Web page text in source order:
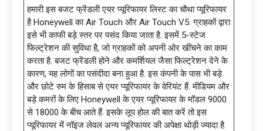
हमारी इस बजट फ्रेंडली एयर प्यूरिफायर लिस्ट का चौथा प्यूरिफायर
है Honeywell का Air Touch और Air Touch V5. ग्राहकों द्वारा
इसे भी काफी बड़े स्तर पर पसंद किया जाता है. इसमें 5-स्टेज
फिल्ट्रेशन की सुविधा है, जो ग्राहकों को अपनी ओर खींचने का काम
करता है. बजट फ्रेंडली होने और कमर्शियल जैसा फिल्ट्रेशन देने के
कारण, यह लोगों का पसंदीदा बना हुआ है. इस कंपनी के पास भी बड़े
और छोटे रुम के हिसाब से एयर प्यूरिफायर के वेरियंट हैं. मीडियम और
बड़े कमरों के लिए Honeywell के एयर प्यूरिफायर के मॉडल 9000
से 18000 के बीच आते हैं. इसके लूप होल की बात करें तो इस
प्यूरिफायर में नॉइज लेवल अन्य प्यूरिफायर की अपेक्षा थोड़ी ज्यादा है.